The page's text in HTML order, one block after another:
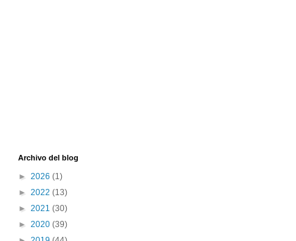
Archivo del blog
► 2026 (1)
► 2022 (13)
► 2021 (30)
► 2020 (39)